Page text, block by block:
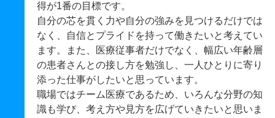
得が1番の目標です。
自分の芯を貫く力や自分の強みを見つけるだけでは
なく、自信とプライドを持って働きたいと考えてい
ます。また、医療従事者だけでなく、幅広い年齢層
の患者さんとの接し方を勉強し、一人ひとりに寄り
添った仕事がしたいと思っています。
職場ではチーム医療であるため、いろんな分野の知
識も学び、考え方や見方を広げていきたいと思いま